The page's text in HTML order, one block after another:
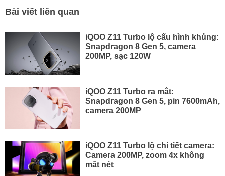
Bài viết liên quan
iQOO Z11 Turbo lộ cấu hình khủng:
Snapdragon 8 Gen 5, camera
200MP, sạc 120W
iQOO Z11 Turbo ra mắt:
Snapdragon 8 Gen 5, pin 7600mAh,
camera 200MP
iQOO Z11 Turbo lộ chi tiết camera:
Camera 200MP, zoom 4x không
mất nét